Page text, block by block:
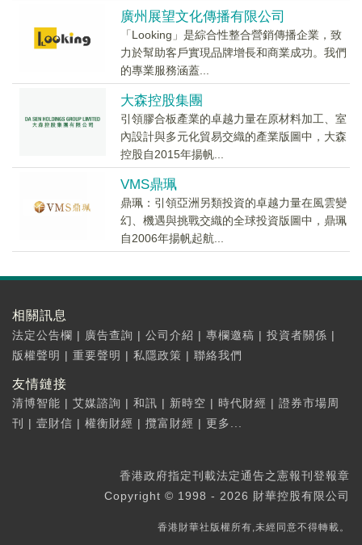
廣州展望文化傳播有限公司
「Looking」是綜合性整合營銷傳播企業，致
力於幫助客戶實現品牌增長和商業成功。我們
的專業服務涵蓋...
大森控股集團
引領膠合板產業的卓越力量在原材料加工、室
內設計與多元化貿易交織的產業版圖中，大森
控股自2015年揚帆...
VMS鼎珮
鼎珮：引領亞洲另類投資的卓越力量在風雲變
幻、機遇與挑戰交織的全球投資版圖中，鼎珮
自2006年揚帆起航...
相關訊息
法定公告欄 | 廣告查詢 | 公司介紹 | 專欄邀稿 | 投資者關係 |
版權聲明 | 重要聲明 | 私隱政策 | 聯絡我們
友情鏈接
清博智能 | 艾媒諮詢 | 和訊 | 新時空 | 時代財經 | 證券市場周
刊
| 壹財信 | 權衡財經 | 攬富財經 | 更多...
香港政府指定刊載法定通告之憲報刊登報章
Copyright © 1998 - 2026 財華控股有限公司
香港財華社版權所有,未經同意不得轉載。